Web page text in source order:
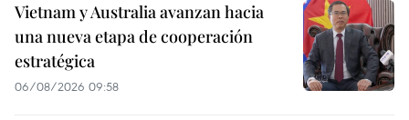
Vietnam y Australia avanzan hacia
una nueva etapa de cooperación
estratégica
06/08/2026 09:58